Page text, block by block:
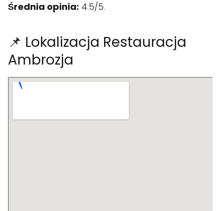
Średnia opinia: 4.5/5.
📌 Lokalizacja Restauracja
Ambrozja